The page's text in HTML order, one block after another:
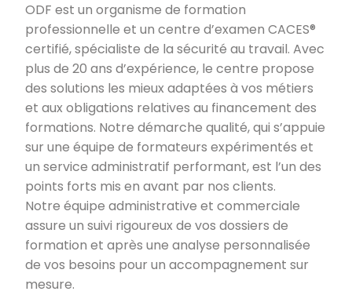
ODF est un organisme de formation
professionnelle et un centre d’examen CACES®
certifié, spécialiste de la sécurité au travail. Avec
plus de 20 ans d’expérience, le centre propose
des solutions les mieux adaptées à vos métiers
et aux obligations relatives au financement des
formations. Notre démarche qualité, qui s’appuie
sur une équipe de formateurs expérimentés et
un service administratif performant, est l’un des
points forts mis en avant par nos clients.
Notre équipe administrative et commerciale
assure un suivi rigoureux de vos dossiers de
formation et après une analyse personnalisée
de vos besoins pour un accompagnement sur
mesure.